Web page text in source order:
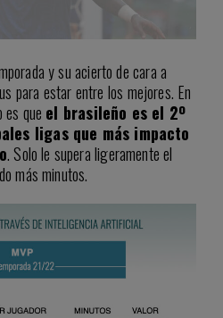
y su acierto de cara a
para estar entre los mejores. En
es que el brasileño es el 2º
ligas que más impacto
. Solo le supera ligeramente el
más minutos.